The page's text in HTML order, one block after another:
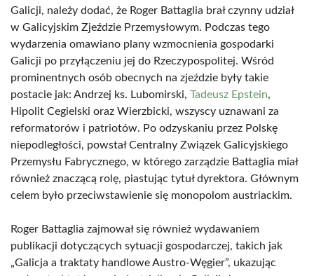
Galicji, należy dodać, że Roger Battaglia brał czynny udział
w Galicyjskim Zjeździe Przemysłowym. Podczas tego
wydarzenia omawiano plany wzmocnienia gospodarki
Galicji po przyłączeniu jej do Rzeczypospolitej. Wśród
prominentnych osób obecnych na zjeździe były takie
postacie jak: Andrzej ks. Lubomirski, Tadeusz Epstein,
Hipolit Cegielski oraz Wierzbicki, wszyscy uznawani za
reformatorów i patriotów. Po odzyskaniu przez Polskę
niepodległości, powstał Centralny Związek Galicyjskiego
Przemysłu Fabrycznego, w którego zarządzie Battaglia miał
również znaczącą rolę, piastując tytuł dyrektora. Głównym
celem było przeciwstawienie się monopolom austriackim.
Roger Battaglia zajmował się również wydawaniem
publikacji dotyczących sytuacji gospodarczej, takich jak
„Galicja a traktaty handlowe Austro-Węgier”, ukazując